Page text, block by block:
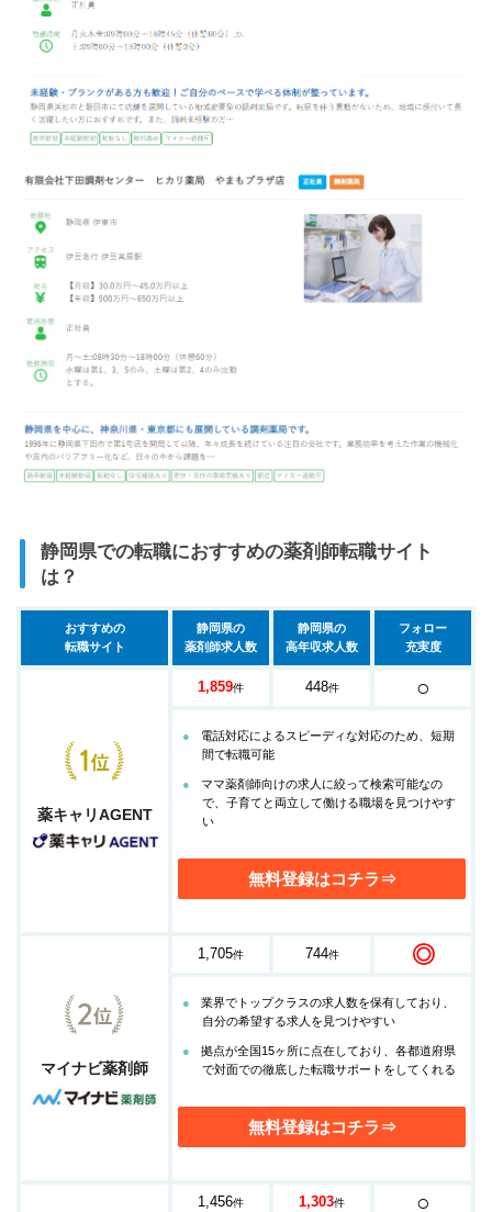
静岡県での転職におすすめの薬剤師転職サイト
は？
おすすめの
転職サイト
静岡県の
薬剤師求人数
静岡県の
高年収求人数
フォロー
充実度
薬キャリAGENT
1,859件 448件 ○
電話対応によるスピーディな対応のため、短期
間で転職可能
ママ薬剤師向けの求人に絞って検索可能なの
で、子育てと両立して働ける職場を見つけやす
い
無料登録はコチラ⇒
マイナビ薬剤師
1,705件 744件 ◎
業界でトップクラスの求人数を保有しており、
自分の希望する求人を見つけやすい
拠点が全国15ヶ所に点在しており、各都道府県
で対面での徹底した転職サポートをしてくれる
無料登録はコチラ⇒
1,456件 1,303件 ○